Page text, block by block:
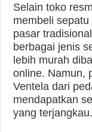
Selain toko
membeli
pasar
berbagai jenis
lebih murah
online. Namun,
Ventela dari
mendapatkan
yang terjangkau.